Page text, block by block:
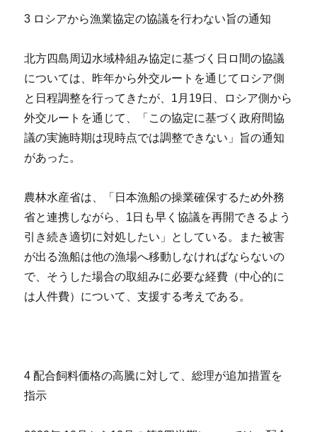
3 ロシアから漁業協定の協議を行わない旨の通知
北方四島周辺水域枠組み協定に基づく日ロ間の協議
については、昨年から外交ルートを通じてロシア側
と日程調整を行ってきたが、1月19日、ロシア側から
外交ルートを通じて、「この協定に基づく政府間協
議の実施時期は現時点では調整できない」旨の通知
があった。
農林水産省は、「日本漁船の操業確保するため外務
省と連携しながら、1日も早く協議を再開できるよう
引き続き適切に対処したい」としている。また被害
が出る漁船は他の漁場へ移動しなければならないの
で、そうした場合の取組みに必要な経費（中心的に
は人件費）について、支援する考えである。
4 配合飼料価格の高騰に対して、総理が追加措置を
指示